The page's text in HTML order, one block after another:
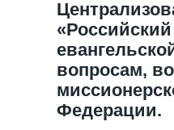
вопросам,
Федерации.